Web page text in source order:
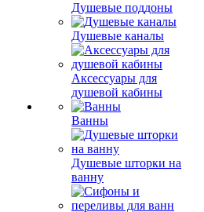
Душевые поддоны
Душевые каналы
Аксессуары для
душевой кабины
Ванны
Душевые шторки на
ванну